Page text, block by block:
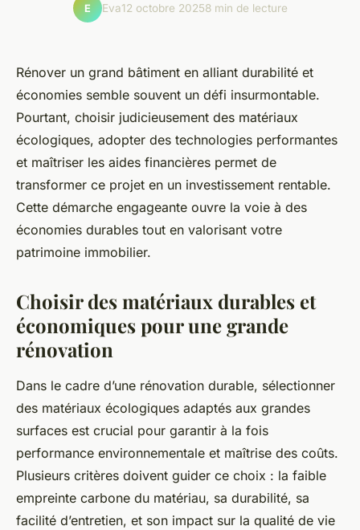
E Eva12 octobre 20258 min de lecture
Rénover un grand bâtiment en alliant durabilité et
économies semble souvent un défi insurmontable.
Pourtant, choisir judicieusement des matériaux
écologiques, adopter des technologies performantes
et maîtriser les aides financières permet de
transformer ce projet en un investissement rentable.
Cette démarche engageante ouvre la voie à des
économies durables tout en valorisant votre
patrimoine immobilier.
Choisir des matériaux durables et
économiques pour une grande
rénovation
Dans le cadre d’une rénovation durable, sélectionner
des matériaux écologiques adaptés aux grandes
surfaces est crucial pour garantir à la fois
performance environnementale et maîtrise des coûts.
Plusieurs critères doivent guider ce choix : la faible
empreinte carbone du matériau, sa durabilité, sa
facilité d’entretien, et son impact sur la qualité de vie